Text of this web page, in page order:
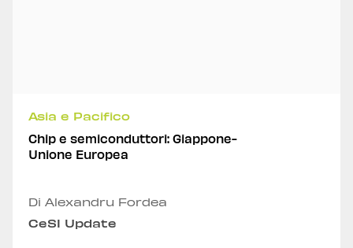
Asia e Pacifico
Chip e semiconduttori: Giappone-
Unione Europea
Di Alexandru Fordea
CeSI Update